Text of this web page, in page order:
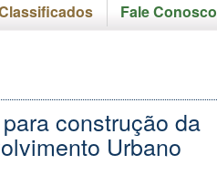
Fale Conosco
construção da
Urbano